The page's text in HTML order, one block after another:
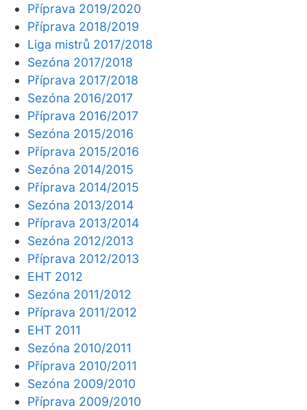
Příprava 2019/2020
Příprava 2018/2019
Liga mistrů 2017/2018
Sezóna 2017/2018
Příprava 2017/2018
Sezóna 2016/2017
Příprava 2016/2017
Sezóna 2015/2016
Příprava 2015/2016
Sezóna 2014/2015
Příprava 2014/2015
Sezóna 2013/2014
Příprava 2013/2014
Sezóna 2012/2013
Příprava 2012/2013
EHT 2012
Sezóna 2011/2012
Příprava 2011/2012
EHT 2011
Sezóna 2010/2011
Příprava 2010/2011
Sezóna 2009/2010
Příprava 2009/2010